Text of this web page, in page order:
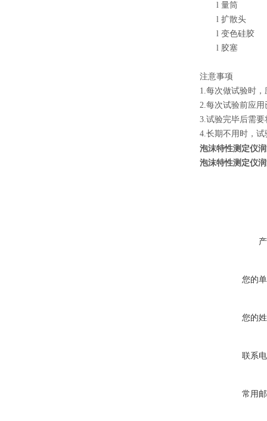
l 量筒
l 扩散头
l 变色硅胶
l 胶塞
注意事项
1.每次做试验时
2.每次试验前应
3.试验完毕后需
4.长期不用时，
泡沫特性测定仪
泡沫特性测定仪
您的
您的
联系
常用